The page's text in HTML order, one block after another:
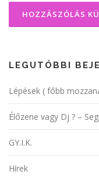
LEGUTÓBBI
Lépések ( főbb
Élőzene vagy Dj ? –
GY.I.K.
Hírek